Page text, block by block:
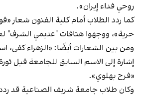
روحي فداء إيران».
كما ردد الطلاب أمام كلية الفنون شعار
حرية»، ووجهوا هتافات "عديمي الشرف"
ومن بين الشعارات أيضًا: «الزهراء كفى،
«فرح بهلوي».
وكان طلاب جامعة شريف الصناعية قد